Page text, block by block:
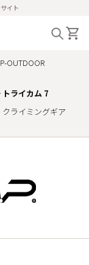
イト
OUTDOOR
トライカム 7
クライミングギア